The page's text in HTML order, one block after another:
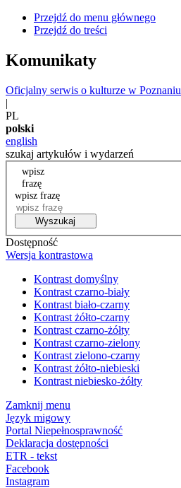
Przejdź do menu głównego
Przejdź do treści
Komunikaty
Oficjalny serwis o kulturze w Poznaniu
|
PL
polski
english
szukaj artykułów i wydarzeń
wpisz
frazę
wpisz frazę
Wyszukaj
Dostępność
Wersja kontrastowa
Kontrast domyślny
Kontrast czarno-biały
Kontrast biało-czarny
Kontrast żółto-czarny
Kontrast czarno-żółty
Kontrast czarno-zielony
Kontrast zielono-czarny
Kontrast żółto-niebieski
Kontrast niebiesko-żółty
Zamknij menu
Język migowy
Portal Niepełnosprawność
Deklaracja dostępności
ETR - tekst
Facebook
Instagram